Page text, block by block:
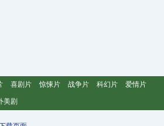
喜剧片 惊悚片 战争片 科幻片 爱情片
美剧